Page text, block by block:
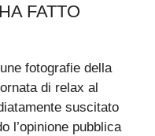
FATTO
fotografie della
di relax al
suscitato
l’opinione pubblica